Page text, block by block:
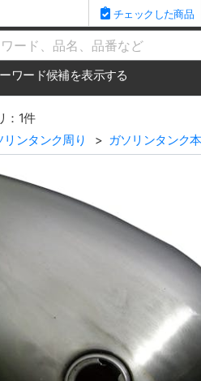
チェックした商品
ワード候補を表示する
：1件
リンタンク周り ガソリンタンク